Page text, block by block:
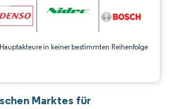
in keiner bestimmten Reihenfolge
Marktes für